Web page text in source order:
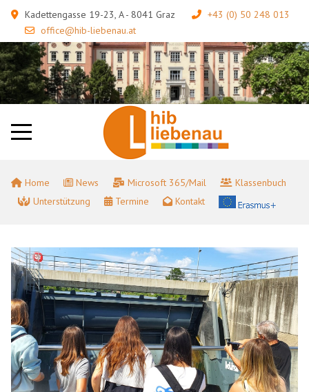
Kadettengasse 19-23, A - 8041 Graz
+43 (0) 50 248 013
office@hib-liebenau.at
Home News Microsoft 365/Mail
Klassenbuch
Unterstützung
Termine Kontakt